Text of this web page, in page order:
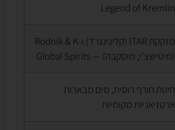
Legend of Kremlin
מזקקת ITAR (קלינינגרד) ו-Rodnik & K
(מיטישצ'י, מוסקבה) — Global Spirits
חיטת חורף רוסית, מים מבארות
ארטזיאניות מקומיות